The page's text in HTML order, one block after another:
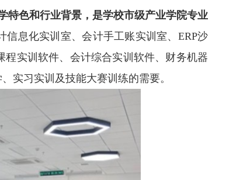
特色和行业背景，是学校市级产业学院专业
息化实训室、会计手工账实训室、 ERP沙
实训软件、会计综合实训软件、财务机器
实习实训及技能大赛训练的需要。